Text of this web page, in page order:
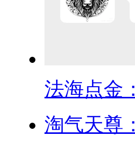
法海点金
淘气天尊